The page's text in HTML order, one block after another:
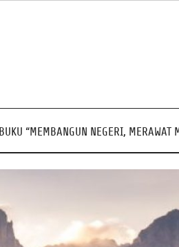
BUKU “MEMBANGUN NEGERI, MERAWAT